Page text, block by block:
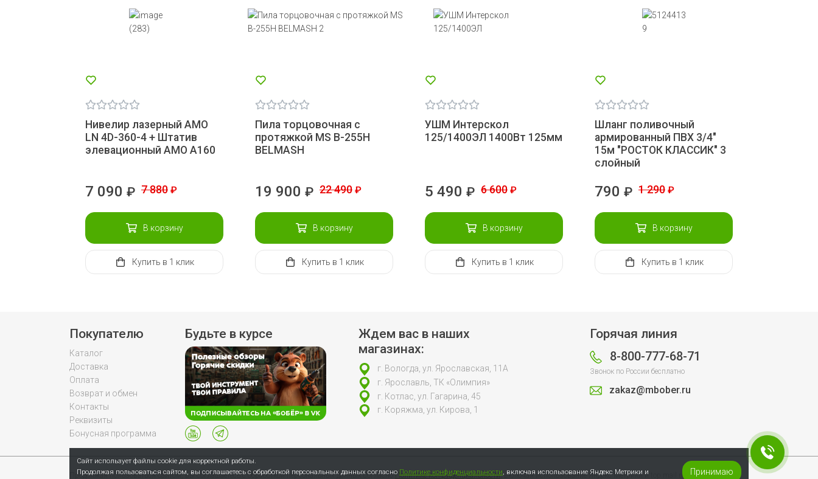
Нивелир лазерный AMO
LN 4D-360-4 + Штатив
элевационный AMO A160
7 090 ₽ 7 880 ₽
В корзину
Купить в 1 клик
Пила торцовочная с
протяжкой MS B-255H
BELMASH
19 900 ₽ 22 490 ₽
В корзину
Купить в 1 клик
УШМ Интерскол
125/1400ЭЛ 1400Вт 125мм
5 490 ₽ 6 600 ₽
В корзину
Купить в 1 клик
Шланг поливочный
армированный ПВХ 3/4"
15м "РОСТОК КЛАССИК" 3
слойный
790 ₽ 1 290 ₽
В корзину
Купить в 1 клик
Сайт использует файлы cookie для корректной работы.
Продолжая пользоваться сайтом, вы соглашаетесь с обработкой персональных данных согласно Политике конфиденциальности, включая использование Яндекс Метрики и
Принимаю
Покупателю
Каталог
Доставка
Оплата
Возврат и обмен
Контакты
Реквизиты
Бонусная программа
Будьте в курсе
Горячая линия
8-800-777-68-71
Звонок по России бесплатно
zakaz@mbober.ru
Ждем вас в наших
магазинах:
г. Вологда, ул. Ярославская, 11А
г. Ярославль, ТК «Олимпия»
г. Котлас, ул. Гагарина, 45
г. Коряжма, ул. Кирова, 1
Продолжая пользоваться сайтом, вы соглашаетесь с обработкой персональных данных согласноПолитике конфиденциальности, включая использование Яндекс Метрики и top.mail.ru.